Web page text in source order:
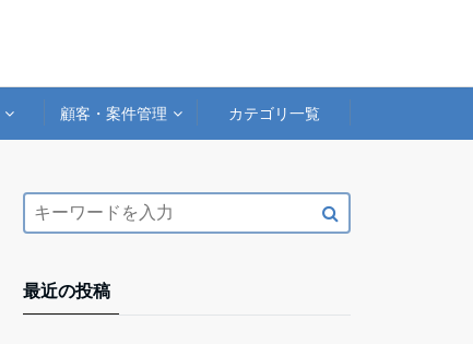
顧客・案件管理 カテゴリ一覧
最近の投稿